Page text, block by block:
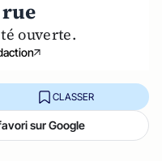
ouverte.
CLASSER
sur Google